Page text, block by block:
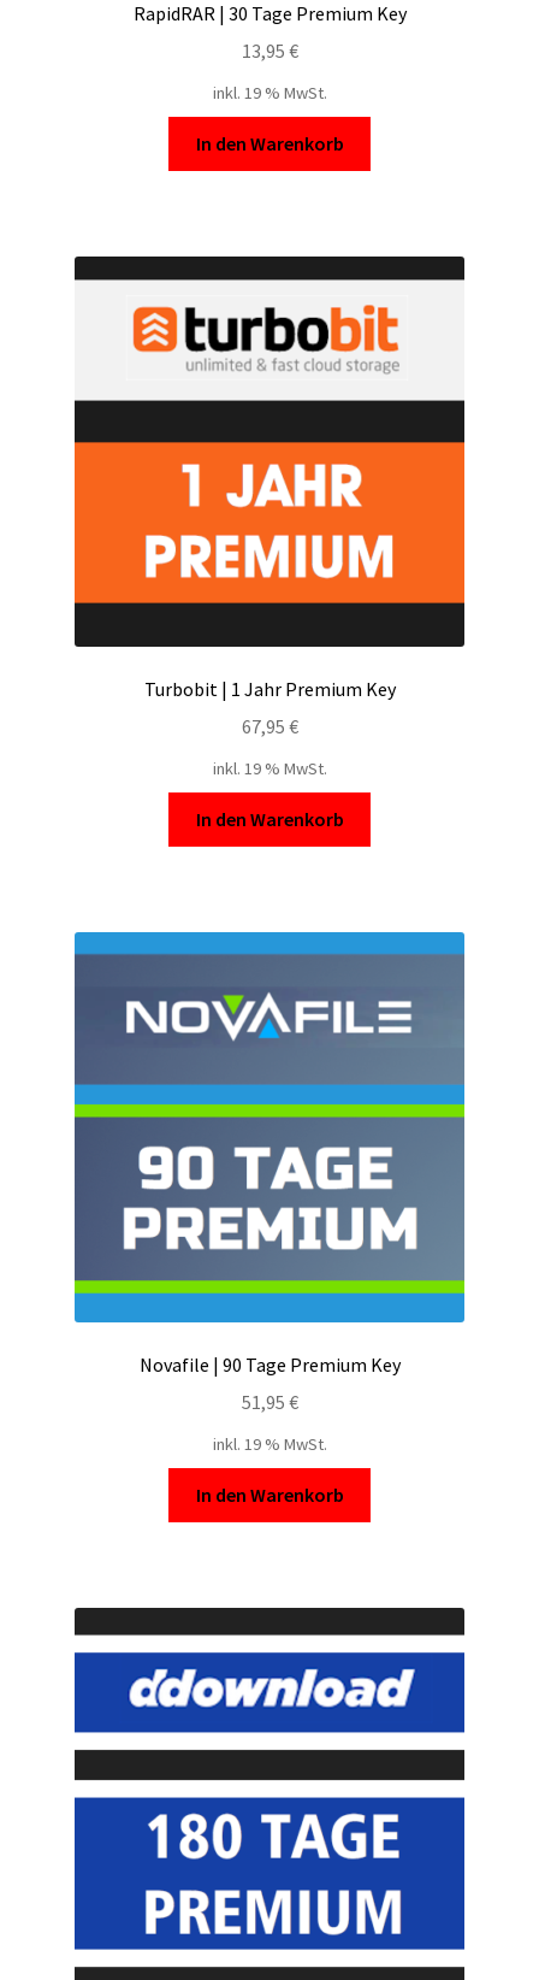
RapidRAR | 30 Tage Premium Key
13,95 €
inkl. 19 % MwSt.
In den Warenkorb
Turbobit | 1 Jahr Premium Key
67,95 €
inkl. 19 % MwSt.
In den Warenkorb
Novafile | 90 Tage Premium Key
51,95 €
inkl. 19 % MwSt.
In den Warenkorb